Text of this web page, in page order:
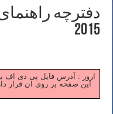
دفترچه
2015
این صفحه بر روی آن قرار